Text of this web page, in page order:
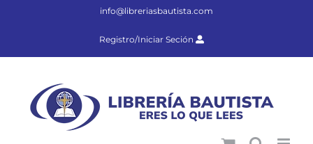
info@libreriasbautista.com
Registro/Iniciar Seción